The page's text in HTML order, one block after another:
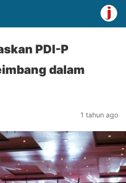
PDI-P
dalam
1 tahun ago